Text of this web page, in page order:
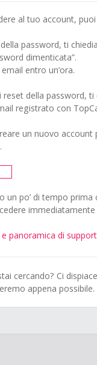
al tuo account,
password, ti
dimenticata”.
entro un’ora.
reset della
registrato con
un nuovo
un po’ di tempo
panoramica di
cercando? Ci
appena possibile.